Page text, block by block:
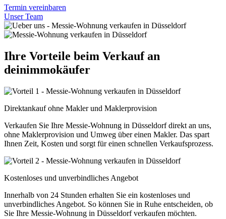
Termin vereinbaren
Unser Team
Ihre Vorteile beim Verkauf an
deinimmokäufer
Direktankauf ohne Makler und Maklerprovision
Verkaufen Sie Ihre Messie-Wohnung in Düsseldorf direkt an uns,
ohne Maklerprovision und Umweg über einen Makler. Das spart
Ihnen Zeit, Kosten und sorgt für einen schnellen Verkaufsprozess.
Kostenloses und unverbindliches Angebot
Innerhalb von 24 Stunden erhalten Sie ein kostenloses und
unverbindliches Angebot. So können Sie in Ruhe entscheiden, ob
Sie Ihre Messie-Wohnung in Düsseldorf verkaufen möchten.